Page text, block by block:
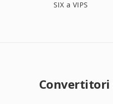
SIX a VIPS
Convertitori